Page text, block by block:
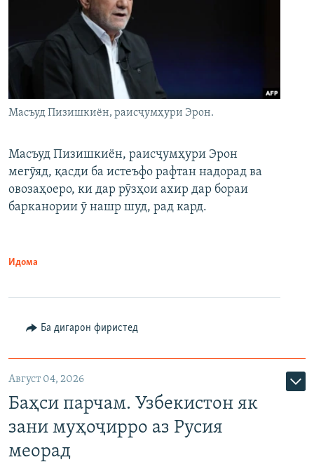
Масъуд Пизишкиён, раисҷумҳури Эрон.
Масъуд Пизишкиён, раисҷумҳури Эрон
мегӯяд, қасди ба истеъфо рафтан надорад ва
овозаҳоеро, ки дар рӯзҳои ахир дар бораи
барканории ӯ нашр шуд, рад кард.
Идома
Ба дигарон фиристед
Август 04, 2026
Баҳси парчам. Узбекистон як
зани муҳоҷирро аз Русия
меорад